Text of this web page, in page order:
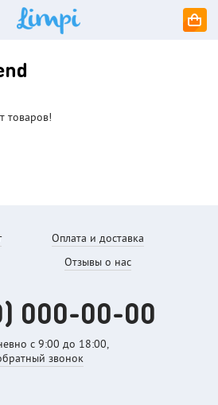
товаров!
Оплата и доставка
Отзывы о нас
000-00-00
с 9:00 до 18:00,
звонок